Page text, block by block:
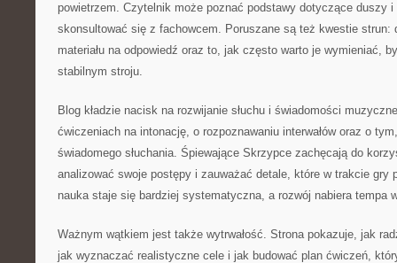
powietrzem. Czytelnik może poznać podstawy dotyczące duszy
skonsultować się z fachowcem. Poruszane są też kwestie strun:
materiału na odpowiedź oraz to, jak często warto je wymieniać,
stabilnym stroju.
Blog kładzie nacisk na rozwijanie słuchu i świadomości
ćwiczeniach na intonację, o rozpoznawaniu interwałów oraz o
świadomego słuchania. Śpiewające Skrzypce zachęcają do
analizować swoje postępy i zauważać detale, które w trakcie gry
nauka staje się bardziej systematyczna, a rozwój nabiera tempa
Ważnym wątkiem jest także wytrwałość. Strona pokazuje, jak
jak wyznaczać realistyczne cele i jak budować plan ćwiczeń,